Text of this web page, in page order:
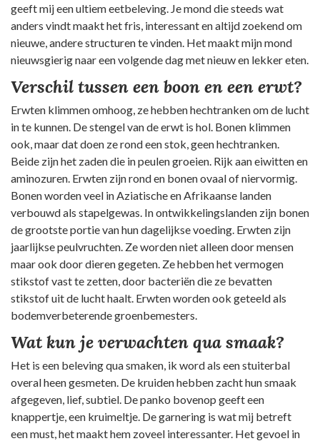
geeft mij een ultiem eetbeleving. Je mond die steeds wat
anders vindt maakt het fris, interessant en altijd zoekend om
nieuwe, andere structuren te vinden. Het maakt mijn mond
nieuwsgierig naar een volgende dag met nieuw en lekker eten.
Verschil tussen een boon en een erwt?
Erwten klimmen omhoog, ze hebben hechtranken om de lucht
in te kunnen. De stengel van de erwt is hol. Bonen klimmen
ook, maar dat doen ze rond een stok, geen hechtranken.
Beide zijn het zaden die in peulen groeien. Rijk aan eiwitten en
aminozuren. Erwten zijn rond en bonen ovaal of niervormig.
Bonen worden veel in Aziatische en Afrikaanse landen
verbouwd als stapelgewas. In ontwikkelingslanden zijn bonen
de grootste portie van hun dagelijkse voeding. Erwten zijn
jaarlijkse peulvruchten. Ze worden niet alleen door mensen
maar ook door dieren gegeten. Ze hebben het vermogen
stikstof vast te zetten, door bacteriën die ze bevatten
stikstof uit de lucht haalt. Erwten worden ook geteeld als
bodemverbeterende groenbemesters.
Wat kun je verwachten qua smaak?
Het is een beleving qua smaken, ik word als een stuiterbal
overal heen gesmeten. De kruiden hebben zacht hun smaak
afgegeven, lief, subtiel. De panko bovenop geeft een
knappertje, een kruimeltje. De garnering is wat mij betreft
een must, het maakt hem zoveel interessanter. Het gevoel in